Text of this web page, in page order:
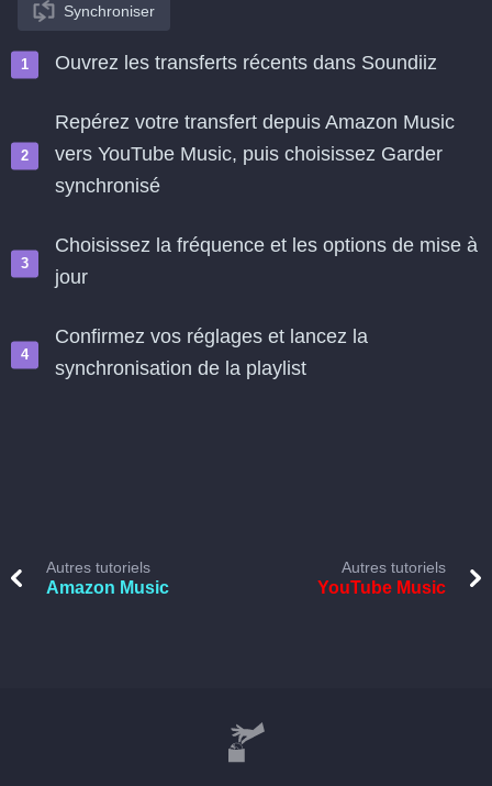
Synchroniser
Ouvrez les transferts récents dans Soundiiz
Repérez votre transfert depuis Amazon Music
vers YouTube Music, puis choisissez Garder
synchronisé
Choisissez la fréquence et les options de mise à
jour
Confirmez vos réglages et lancez la
synchronisation de la playlist
Autres tutoriels
Amazon Music
Autres tutoriels
YouTube Music